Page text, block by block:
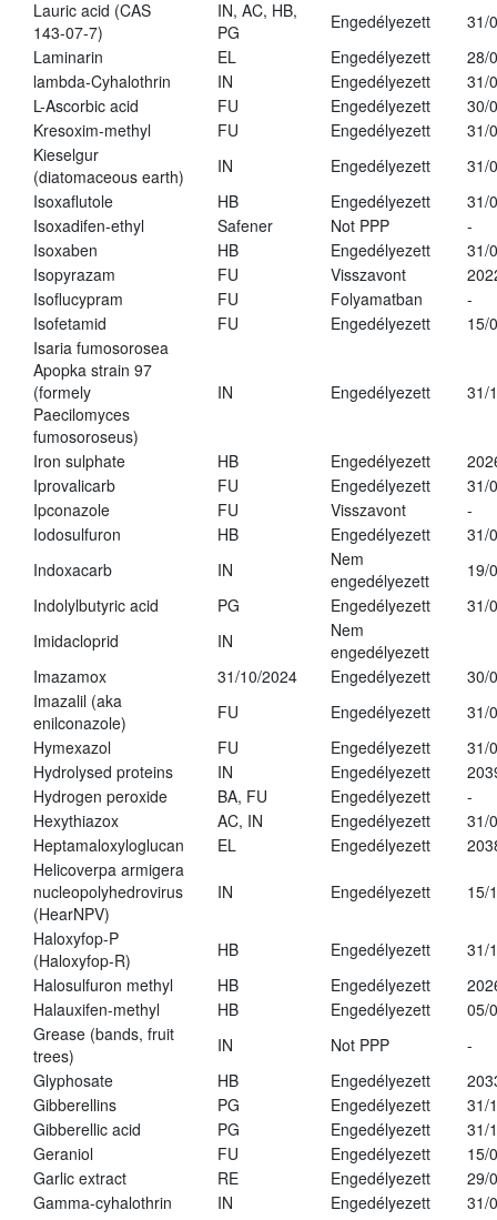
Lauric acid (CAS
143-07-7)
IN, AC, HB,
PG
Engedélyezett
31/
Laminarin
EL Engedélyezett
28/
lambda-Cyhalothrin
IN Engedélyezett
31/
L-Ascorbic acid
FU Engedélyezett
30/
Kresoxim-methyl
FU Engedélyezett
31/
Kieselgur
(diatomaceous earth)
IN Engedélyezett
31/
Isoxaflutole
HB Engedélyezett
31/
Isoxadifen-ethyl
Safener Not PPP
-
Isoxaben
HB Engedélyezett
31/
Isopyrazam
FU Visszavont
Isoflucypram
FU Folyamatban
-
Isofetamid
FU Engedélyezett
15/
Isaria fumosorosea
Apopka strain 97
(formely
Paecilomyces
fumosoroseus)
IN Engedélyezett 31/
Iron sulphate HB Engedélyezett
Iprovalicarb
FU Engedélyezett
31/
Ipconazole
FU Visszavont
-
Iodosulfuron
HB Engedélyezett
31/
Indoxacarb
IN
Nem
engedélyezett
19/
Indolylbutyric acid
PG Engedélyezett
31/
Imidacloprid
IN
Nem
engedélyezett
Imazamox
31/10/2024 Engedélyezett
30/
Imazalil (aka
enilconazole)
FU Engedélyezett
31/
Hymexazol
FU Engedélyezett
31/
Hydrolysed proteins
IN Engedélyezett
Hydrogen peroxide
BA, FU Engedélyezett
-
Hexythiazox
AC, IN Engedélyezett
31/
Heptamaloxyloglucan
EL Engedélyezett
Helicoverpa armigera
nucleopolyhedrovirus
(HearNPV)
IN Engedélyezett 15/
Haloxyfop-P
(Haloxyfop-R)
HB Engedélyezett
31/
Halosulfuron methyl
HB Engedélyezett
Halauxifen-methyl
HB Engedélyezett
05/
Grease (bands, fruit
trees)
IN Not PPP
-
Glyphosate
HB Engedélyezett
Gibberellins
PG Engedélyezett
31/
Gibberellic acid
PG Engedélyezett
31/
Geraniol
FU Engedélyezett
15/
Garlic extract
RE Engedélyezett
29/
Gamma-cyhalothrin
IN Engedélyezett
31/